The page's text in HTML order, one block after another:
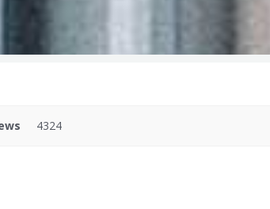
4324